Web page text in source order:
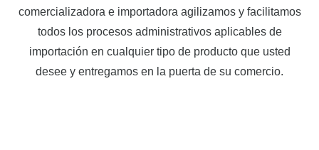
comercializadora e importadora agilizamos y facilitamos
todos los procesos administrativos aplicables de
importación en cualquier tipo de producto que usted
desee y entregamos en la puerta de su comercio.